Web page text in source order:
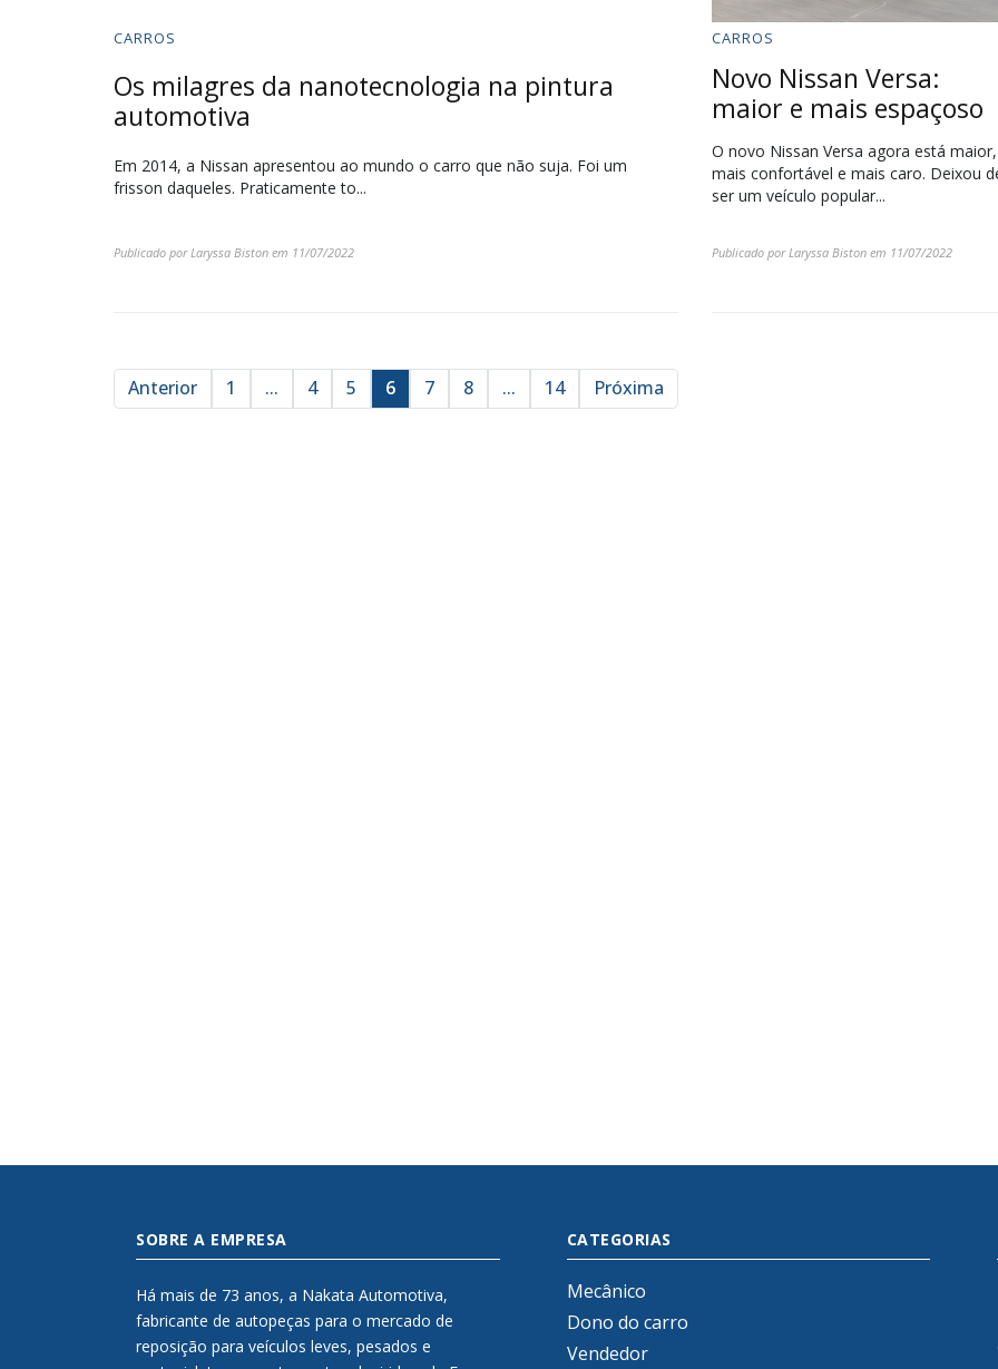
CARROS
Os milagres da nanotecnologia na pintura
automotiva
Em 2014, a Nissan apresentou ao mundo o carro que não suja. Foi um
frisson daqueles. Praticamente to...
Publicado por Laryssa Biston em 11/07/2022
CARROS
Novo Nissan Versa:
maior e mais espaçoso
O novo Nissan Versa agora está maior,
mais confortável e mais caro. Deixou
ser um veículo popular...
Publicado porLaryssa Biston em 11/07/2022
Anterior 1 ... 4 5 6 7 8 ... 14 Próxima
SOBRE A EMPRESA
Há mais de 73 anos, a Nakata Automotiva,
fabricante de autopeças para o mercado de
reposição para veículos leves, pesados e
CATEGORIAS
Mecânico
Dono do carro
Vendedor